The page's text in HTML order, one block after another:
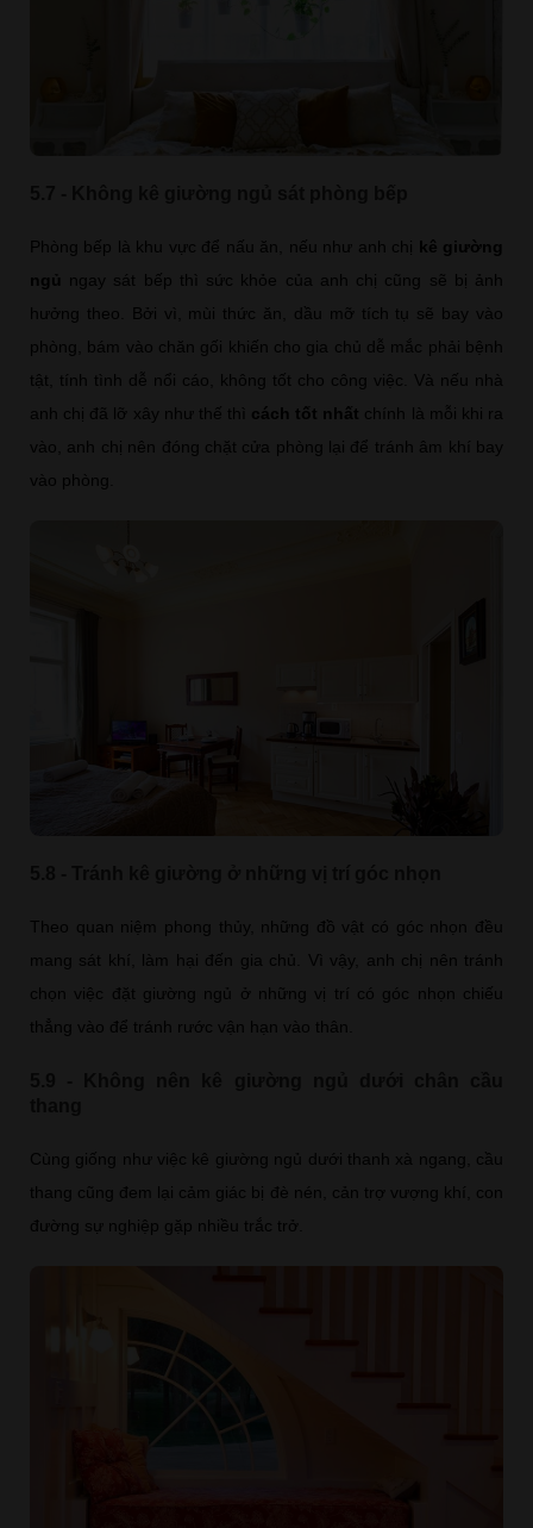
Phòng bếp là khu vực để nấu ăn, nếu như anh chị kê giường
ngủ ngay sát bếp thì sức khỏe của anh chị cũng sẽ bị ảnh
hưởng theo. Bởi vì, mùi thức ăn, dầu mỡ tích tụ sẽ bay vào
phòng, bám vào chăn gối khiến cho gia chủ dễ mắc phải bệnh
tật, tính tình dễ nổi cáo, không tốt cho công việc. Và nếu nhà
anh chị đã lỡ xây như thế thì cách tốt nhất chính là mỗi khi ra
vào, anh chị nên đóng chặt cửa phòng lại để tránh âm khí bay
vào phòng.
Theo quan niệm phong thủy, những đồ vật có góc nhọn đều
mang sát khí, làm hại đến gia chủ. Vì vậy, anh chị nên tránh
chọn việc đặt giường ngủ ở những vị trí có góc nhọn chiếu
thẳng vào để tránh rước vận hạn vào thân.
Cùng giống như việc kê giường ngủ dưới thanh xà ngang, cầu
thang cũng đem lại cảm giác bị đè nén, cản trợ vượng khí, con
đường sự nghiệp gặp nhiều trắc trở.